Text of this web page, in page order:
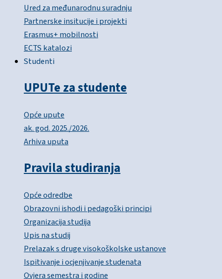
Ured za međunarodnu suradnju
Partnerske insitucije i projekti
Erasmus+ mobilnosti
ECTS katalozi
Studenti
UPUTe za studente
Opće upute
ak. god. 2025./2026.
Arhiva uputa
Pravila studiranja
Opće odredbe
Obrazovni ishodi i pedagoški principi
Organizacija studija
Upis na studij
Prelazak s druge visokoškolske ustanove
Ispitivanje i ocjenjivanje studenata
Ovjera semestra i godine